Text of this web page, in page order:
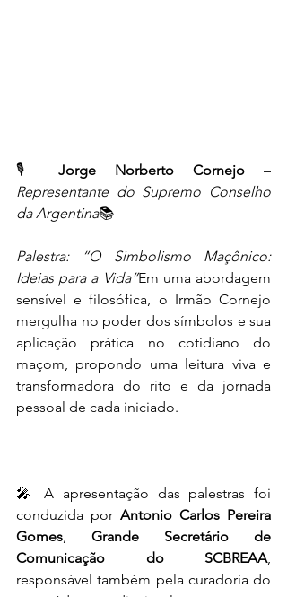
🎙️ Jorge Norberto Cornejo
Representante do Supremo Conselho
da Argentina📚
Palestra: “O Simbolismo Maçônico:
Ideias para a Vida”Em uma abordagem
sensível e filosófica, o Irmão Cornejo
mergulha no poder dos símbolos e sua
aplicação prática no cotidiano do
maçom, propondo uma leitura viva e
transformadora do rito e da jornada
pessoal de cada iniciado.
🎤 A apresentação das palestras foi
conduzida por Antonio Carlos Pereira
Gomes, Grande Secretário de
Comunicação do SCBREAA,
responsável também pela curadoria do